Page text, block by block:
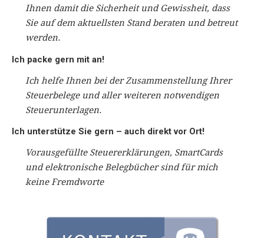
Ihnen damit die Sicher­heit und Gewiss­heit, dass
Sie auf dem aktuellsten Stand beraten und betreut
werden.
Ich packe gern mit an!
Ich helfe Ihnen bei der Zusammen­­stellung Ihrer
Steuer­­belege und aller weiteren not­wendigen
Steuer­­unter­lagen.
Ich unterstütze Sie gern – auch direkt vor Ort!
Voraus­gefüllte Steuer­­erklä­rungen, SmartCards
und elek­troni­sche Beleg­­bücher sind für mich
keine Fremd­worte